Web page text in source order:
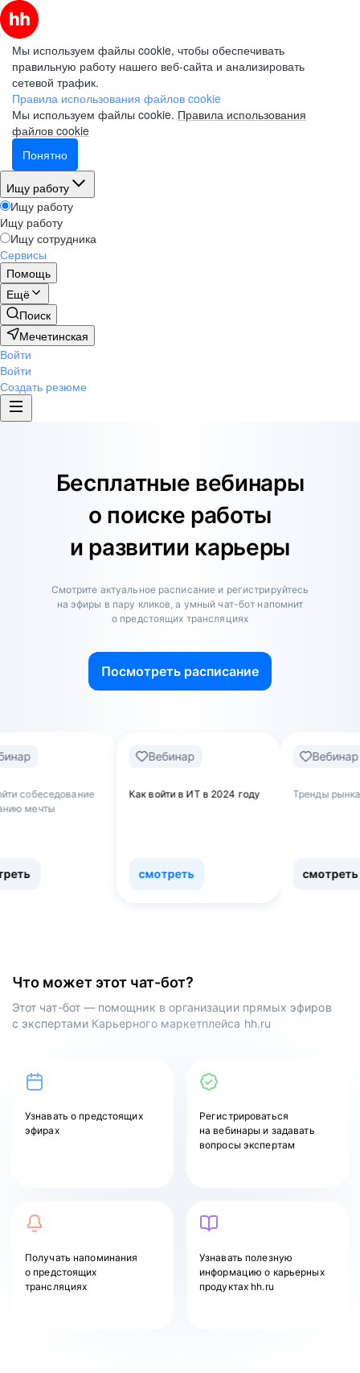
Мы используем файлы cookie, чтобы обеспечивать
правильную работу нашего веб-сайта и анализировать
сетевой трафик.
Правила использования файлов cookie
Мы используем файлы cookie. Правила использования
файлов cookie
Понятно
Ищу работу
Ищу работу
Ищу работу
Ищу сотрудника
Сервисы
Помощь
Ещё
Поиск
Мечетинская
Войти
Войти
Создать резюме
Бесплатные вебинары
о поиске работы
и развитии карьеры
Смотрите актуальное расписание и регистрируйтесь
на эфиры в пару кликов, а умный чат-бот напомнит
о предстоящих трансляциях
Посмотреть расписание
Как войти в ИТ в 2024 году Тренды рынка труда
Что может этот чат-бот?
Этот чат-бот — помощник в организации прямых эфиров
с экспертами Карьерного маркетплейса hh.ru
Узнаватьо предстоящих
эфирах
Регистрироваться
на вебинары и задавать
вопросы экспертам
Получать напоминания
о предстоящих
трансляциях
Узнавать полезную
информацию о карьерных
продуктах hh.ru